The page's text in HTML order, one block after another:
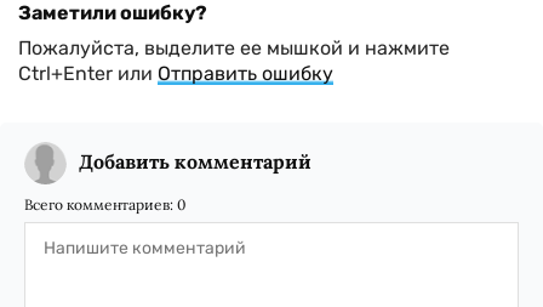
Заметили ошибку?
Пожалуйста, выделите ее мышкой и нажмите
Ctrl+Enter или Отправить ошибку
Добавить комментарий
Всего комментариев: 0